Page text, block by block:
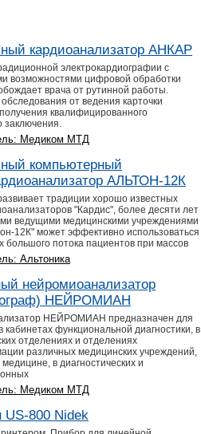
кардиоанализатор АНКАР
электрокардиографии с
возможностями цифровой обработки
врача от рутинной работы.
от ведения карточки
квалифицированного
заключения.
Медиком МТД
компьютерный
АЛЬТОН-12К
традиции хорошо известных
"Кардис", более десяти лет
ведущими медицинскими учреждениями
12К" может эффективно использоваться
большого потока пациентов при массов
Альтоника
нейромиоанализатор
НЕЙРОМИАН
НЕЙРОМИАН предназначен для
кабинетах функциональной диагностики, в
отделениях и отделениях
различных медицинских учреждений,
в диагностических и
Медиком МТД
US-800 Nidek